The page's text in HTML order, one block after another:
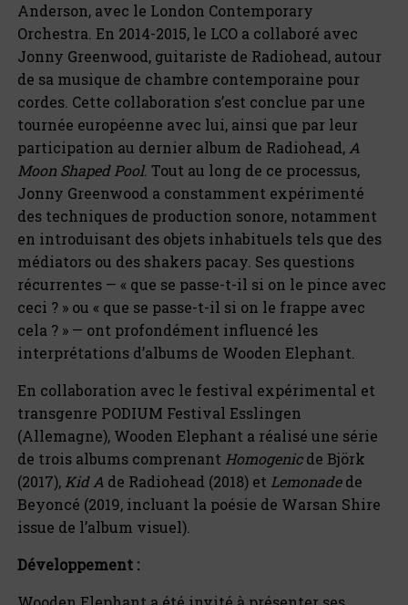
Anderson, avec le London Contemporary
Orchestra. En 2014-2015, le LCO a collaboré avec
Jonny Greenwood, guitariste de Radiohead, autour
de sa musique de chambre contemporaine pour
cordes. Cette collaboration s’est conclue par une
tournée européenne avec lui, ainsi que par leur
participation au dernier album de Radiohead, A
Moon Shaped Pool. Tout au long de ce processus,
Jonny Greenwood a constamment expérimenté
des techniques de production sonore, notamment
en introduisant des objets inhabituels tels que des
médiators ou des shakers pacay. Ses questions
récurrentes — « que se passe-t-il si on le pince avec
ceci ? » ou « que se passe-t-il si on le frappe avec
cela ? » — ont profondément influencé les
interprétations d’albums de Wooden Elephant.
En collaboration avec le festival expérimental et
transgenre PODIUM Festival Esslingen
(Allemagne), Wooden Elephant a réalisé une série
de trois albums comprenant Homogenicde Björk
(2017), Kid A de Radiohead (2018) et Lemonadede
Beyoncé (2019, incluant la poésie de Warsan Shire
issue de l’album visuel).
Développement :